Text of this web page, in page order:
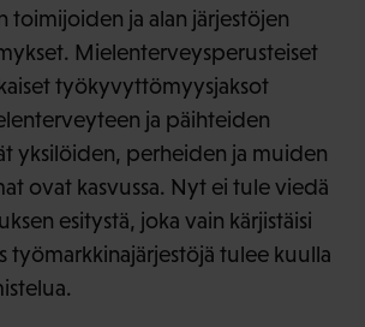
toimijoiden ja alan järjestöjen
Mielenterveysperusteiset
työkyvyttömyysjaksot
ja päihteiden
yksilöiden, perheiden ja muiden
ovat kasvussa. Nyt ei tule viedä
esitystä, joka vain kärjistäisi
työmarkkinajärjestöjä tulee kuulla